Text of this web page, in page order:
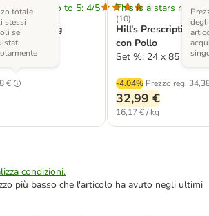
from zero to 5: 4/5
12 x 85 g
€
totale
stessi
se
This is a stars rating
(10)
Hill's Prescription
con Pollo
Set %: 24 x 85 g
-4.04% Prezzo reg.
32,99 €
16,17 € / kg
condizioni.
più basso che l'articolo ha avuto negli ultimi